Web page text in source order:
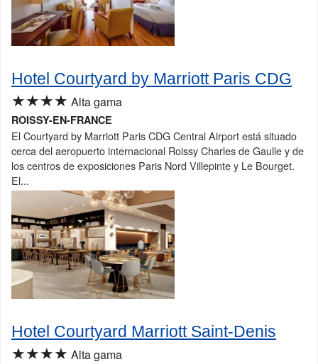
Hotel Courtyard by Marriott Paris CDG
★★★★ Alta gama
ROISSY-EN-FRANCE
El Courtyard by Marriott Paris CDG Central Airport está situado
cerca del aeropuerto internacional Roissy Charles de Gaulle y de
los centros de exposiciones Paris Nord Villepinte y Le Bourget.
El...
Hotel Courtyard Marriott Saint-Denis
★★★★ Alta gama